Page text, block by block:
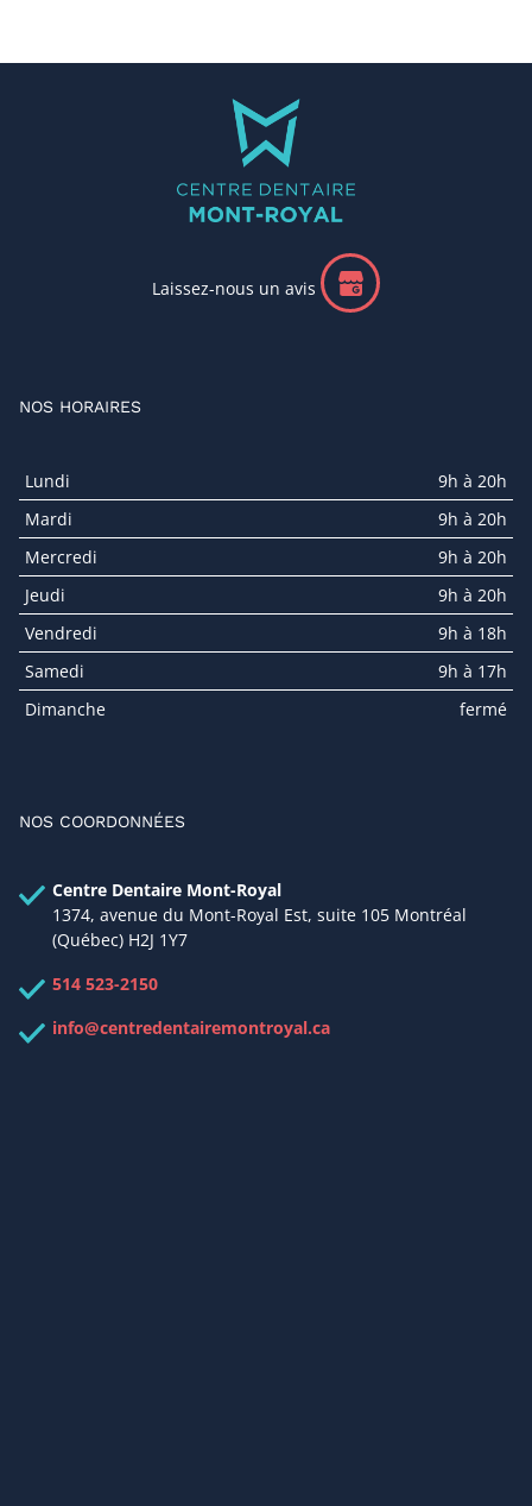
Laissez-nous un avis
NOS HORAIRES
Lundi
9h à 20h
Mardi
9h à 20h
Mercredi
9h à 20h
Jeudi
9h à 20h
Vendredi
9h à 18h
Samedi
9h à 17h
Dimanche
fermé
NOS COORDONNÉES
Centre Dentaire Mont-Royal
1374, avenue du Mont-Royal Est, suite 105 Montréal
(Québec) H2J 1Y7
514 523-2150
info@centredentairemontroyal.ca